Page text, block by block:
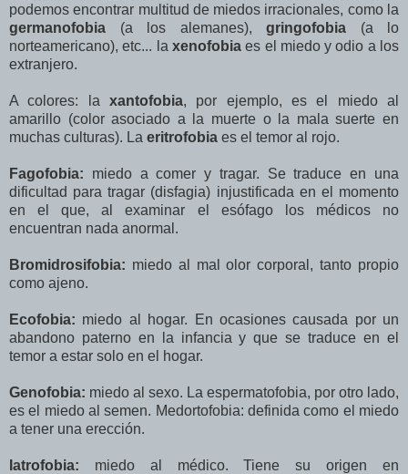
podemos encontrar multitud de miedos irracionales, como la
germanofobia (a los alemanes), gringofobia (a lo
norteamericano), etc... la xenofobiaes el miedo y odio a los
extranjero.
A colores: la xantofobia, por ejemplo, es el miedo al
amarillo (color asociado a la muerte o la mala suerte en
muchas culturas). La eritrofobia es el temor al rojo.
Fagofobia: miedo a comer y tragar. Se traduce en una
dificultad para tragar (disfagia) injustificada en el momento
en el que, al examinar el esófago los médicos no
encuentran nada anormal.
Bromidrosifobia: miedo al mal olor corporal, tanto propio
como ajeno.
Ecofobia: miedo al hogar. En ocasiones causada por un
abandono paterno en la infancia y que se traduce en el
temor a estar solo en el hogar.
Genofobia: miedo al sexo. La espermatofobia, por otro lado,
es el miedo al semen. Medortofobia: definida como el miedo
a tener una erección.
Iatrofobia: miedo al médico. Tiene su origen en